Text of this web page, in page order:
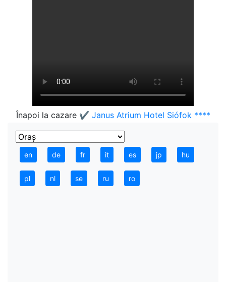
Înapoi la cazare ✔️ Janus Atrium Hotel Siófok ****
en de fr it es jp hu
pl nl se ru ro